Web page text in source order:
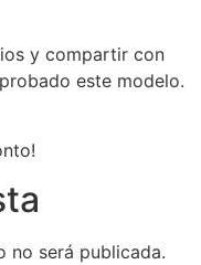
y compartir con
este modelo.
no será publicada.